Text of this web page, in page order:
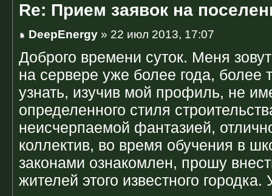
Re: Прием заявок на
DeepEnergy » 22 июл 2013, 17:07
Доброго времени суток. Меня
на сервере уже более года, более
узнать, изучив мой профиль, не
определенного стиля
неисчерпаемой фантазией,
коллектив, во время обучения в
законами ознакомлен, прошу
жителей этого известного городка.